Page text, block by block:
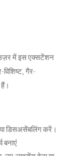
में इस एक्सटेंशन
गैर-
डिसअसेंबलिंग करें।
बनाएं